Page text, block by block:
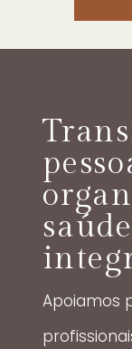
Apoiamos